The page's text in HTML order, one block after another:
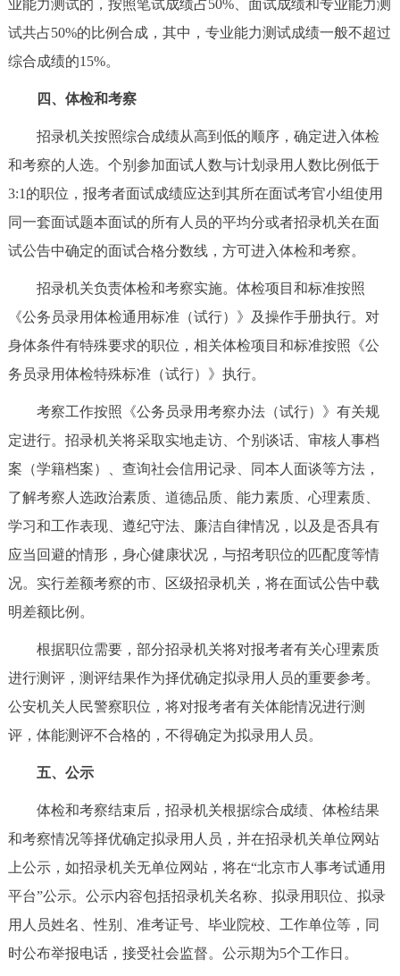
业能力测试的，按照笔试成绩占50%、面试成绩和专业能力测
试共占50%的比例合成，其中，专业能力测试成绩一般不超过
综合成绩的15%。
四、体检和考察
招录机关按照综合成绩从高到低的顺序，确定进入体检
和考察的人选。个别参加面试人数与计划录用人数比例低于
3:1的职位，报考者面试成绩应达到其所在面试考官小组使用
同一套面试题本面试的所有人员的平均分或者招录机关在面
试公告中确定的面试合格分数线，方可进入体检和考察。
招录机关负责体检和考察实施。体检项目和标准按照
《公务员录用体检通用标准（试行）》及操作手册执行。对
身体条件有特殊要求的职位，相关体检项目和标准按照《公
务员录用体检特殊标准（试行）》执行。
考察工作按照《公务员录用考察办法（试行）》有关规
定进行。招录机关将采取实地走访、个别谈话、审核人事档
案（学籍档案）、查询社会信用记录、同本人面谈等方法，
了解考察人选政治素质、道德品质、能力素质、心理素质、
学习和工作表现、遵纪守法、廉洁自律情况，以及是否具有
应当回避的情形，身心健康状况，与招考职位的匹配度等情
况。实行差额考察的市、区级招录机关，将在面试公告中载
明差额比例。
根据职位需要，部分招录机关将对报考者有关心理素质
进行测评，测评结果作为择优确定拟录用人员的重要参考。
公安机关人民警察职位，将对报考者有关体能情况进行测
评，体能测评不合格的，不得确定为拟录用人员。
五、公示
体检和考察结束后，招录机关根据综合成绩、体检结果
和考察情况等择优确定拟录用人员，并在招录机关单位网站
上公示，如招录机关无单位网站，将在“北京市人事考试通用
平台”公示。公示内容包括招录机关名称、拟录用职位、拟录
用人员姓名、性别、准考证号、毕业院校、工作单位等，同
时公布举报电话，接受社会监督。公示期为5个工作日。